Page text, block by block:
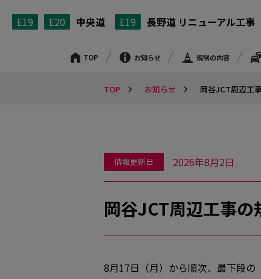
E19 E20 中央道 E19 長野道 リニューアル工事
TOP お知らせ 規制の内容
TOP お知らせ 岡谷JCT周辺工
情報更新日 2026年8月2日
岡谷JCT周辺工事の
8月17日（月）から順次、最下段の